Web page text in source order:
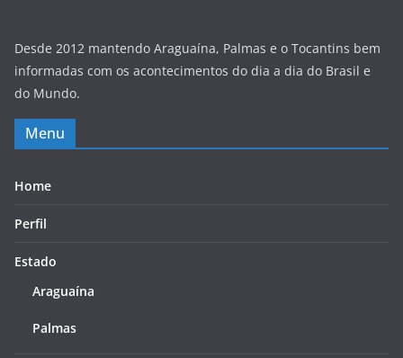
Desde 2012 mantendo Araguaína, Palmas e o Tocantins bem
informadas com os acontecimentos do dia a dia do Brasil e
do Mundo.
Menu
Home
Perfil
Estado
Araguaína
Palmas